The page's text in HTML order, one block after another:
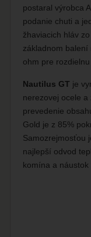
postaral výrobca
podanie chuti a
žhaviacich hláv
základnom
ohm pre
Nautilus GT je
nerezovej ocele
prevedenie
Gold je z 85%
Samozrejmosťou
najlepší odvod
komína a náustok